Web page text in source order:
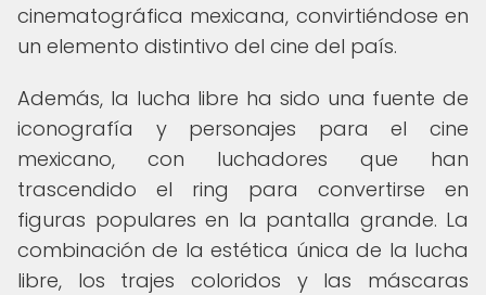
cinematográfica mexicana, convirtiéndose en
un elemento distintivo del cine del país.
Además, la lucha libre ha sido una fuente de
iconografía y personajes para el cine
mexicano, con luchadores que han
trascendido el ring para convertirse en
figuras populares en la pantalla grande. La
combinación de la estética única de la lucha
libre, los trajes coloridos y las máscaras